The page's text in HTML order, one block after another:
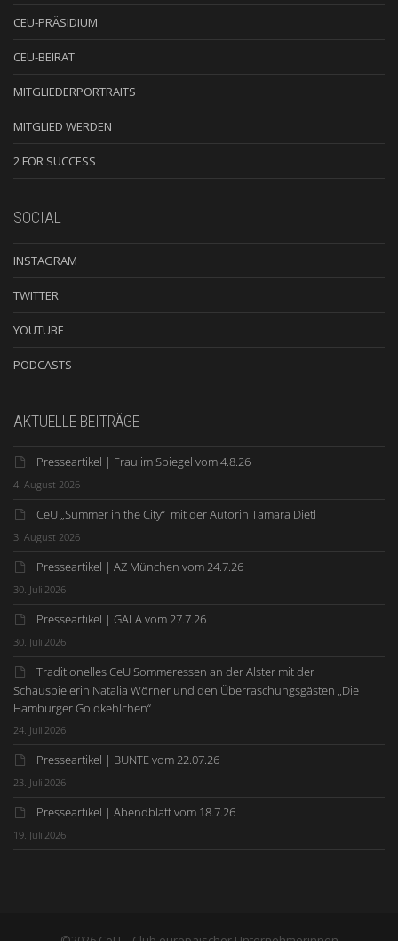
CEU-PRÄSIDIUM
CEU-BEIRAT
MITGLIEDERPORTRAITS
MITGLIED WERDEN
2 FOR SUCCESS
SOCIAL
INSTAGRAM
TWITTER
YOUTUBE
PODCASTS
AKTUELLE BEITRÄGE
Presseartikel | Frau im Spiegel vom 4.8.26
4. August 2026
CeU „Summer in the City“ mit der Autorin Tamara Dietl
3. August 2026
Presseartikel | AZ München vom 24.7.26
30. Juli 2026
Presseartikel | GALA vom 27.7.26
30. Juli 2026
Traditionelles CeU Sommeressen an der Alster mit der
Schauspielerin Natalia Wörner und den Überraschungsgästen „Die
Hamburger Goldkehlchen“
24. Juli 2026
Presseartikel | BUNTE vom 22.07.26
23. Juli 2026
Presseartikel | Abendblatt vom 18.7.26
19. Juli 2026